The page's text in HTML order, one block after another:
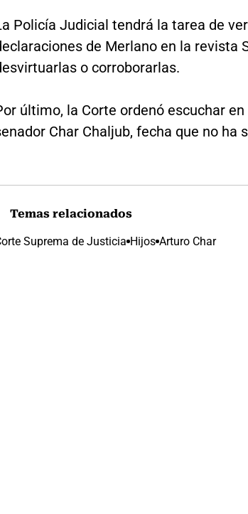
Policía Judicial tendrá la tarea de
de Merlano en la revista
o corroborarlas.
último, la Corte ordenó escuchar
Char Chaljub, fecha que no ha
Temas relacionados
Suprema de Justicia Hijos Arturo Char